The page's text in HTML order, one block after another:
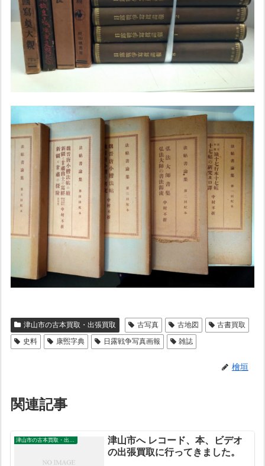
津山市の古本買取・出張買取 古写真 古地図
古書買取
史料
康煕字典 日露戦争写真画報 雑誌
檜垣
関連記事
津山市の古本買取・出張買取
津山市へ レコード、本、ビデオ
の出張買取に行ってきました。